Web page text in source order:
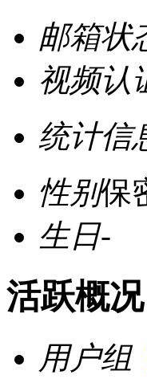
邮箱状
视频认
统计信
性别保
生日-
活跃概况
用户组